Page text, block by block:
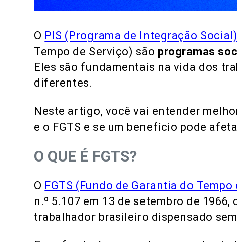
O PIS (Programa de Integração Social)
Tempo de Serviço) são programas
Eles são fundamentais na vida dos
diferentes.
Neste artigo, você vai entender
e o FGTS e se um benefício pode
O QUE É FGTS?
O FGTS (Fundo de Garantia do Tempo
n.º 5.107 em 13 de setembro de
trabalhador brasileiro dispensado